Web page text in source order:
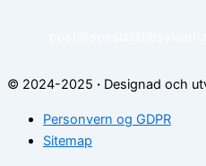
© 2024-2025 · Designad och
Personvern og GDPR
Sitemap